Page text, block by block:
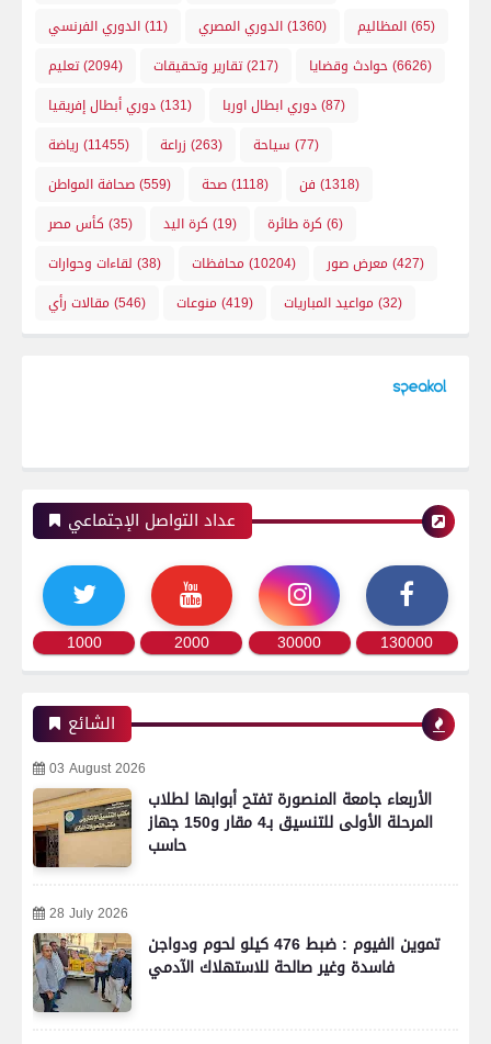
الدوري الفرنسي(11) الدوري المصري(1360) المظاليم(65)
تعليم(2094) تقارير وتحقيقات(217) حوادث وقضايا(6626)
دوري أبطال إفريقيا(131) دوري ابطال اوربا(87)
رياضة (11455) زراعة (263) سياحة (77)
صحافة المواطن(559) صحة(1118) فن (1318)
كأس مصر (35) كرة اليد (19) كرة طائرة (6)
لقاءات وحوارات (38) محافظات (10204) معرض صور (427)
مقالات رأي (546) منوعات (419) مواعيد المباريات (32)
عداد التواصل الإجتماعي
1000 2000 30000 130000
الشائع
03 August 2026
الأربعاء جامعة المنصورة تفتح أبوابها لطلاب
المرحلة الأولى للتنسيق بـ4 مقار و150 جهاز
حاسب
28 July 2026
تموين الفيوم : ضبط 476 كيلو لحوم ودواجن
فاسدة وغير صالحة للاستهلاك الآدمي